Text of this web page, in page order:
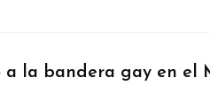
la bandera gay en el